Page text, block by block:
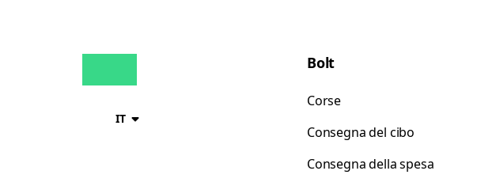
IT
Bolt
Corse
Consegna del cibo
Consegna della spesa